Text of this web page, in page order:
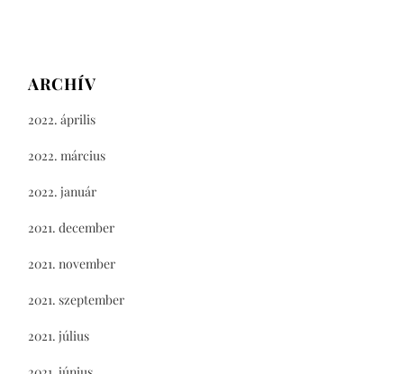
ARCHÍV
2022. április
2022. március
2022. január
2021. december
2021. november
2021. szeptember
2021. július